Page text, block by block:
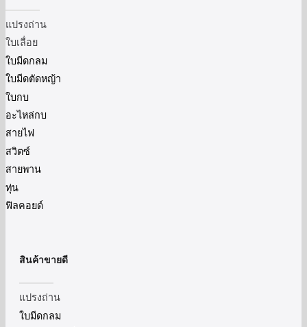
แปรงถ่าน
ใบเลื่อย
ใบมีดกลม
ใบมีดตัดหญ้า
ใบกบ
อะไหล่กบ
สายไฟ
สวิตซ์
สายพาน
ทุ่น
ฟิลคอยด์
สินค้าขายดี
แปรงถ่าน
ใบมีดกลม